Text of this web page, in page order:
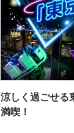
涼しく過ごせる
満喫！